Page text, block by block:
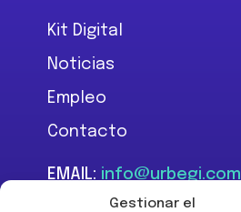
Gestionar el
Kit Digital
Noticias
Empleo
Contacto
EMAIL: info@urbegi.com
+34 946 801 934